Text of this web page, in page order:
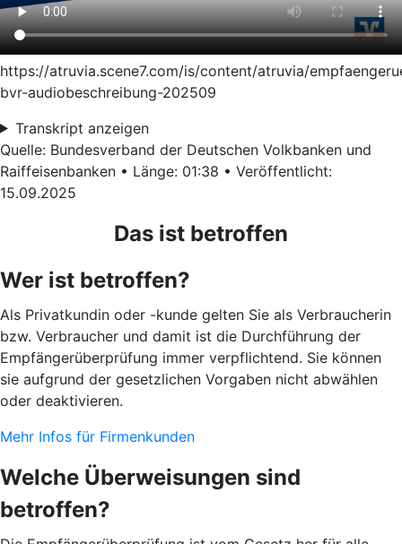
https://atruvia.scene7.com/is/content/atruvia/
bvr-audiobeschreibung-202509
Transkript anzeigen
Quelle: Bundesverband der Deutschen Volkbanken und
Raiffeisenbanken • Länge: 01:38 • Veröffentlicht:
15.09.2025
Das ist betroffen
Wer ist betroffen?
Als Privatkundin oder -kunde gelten Sie als Verbraucherin
bzw. Verbraucher und damit ist die Durchführung der
Empfängerüberprüfung immer verpflichtend. Sie können
sie aufgrund der gesetzlichen Vorgaben nicht abwählen
oder deaktivieren.
Mehr Infos für Firmenkunden
Welche Überweisungen sind
betroffen?